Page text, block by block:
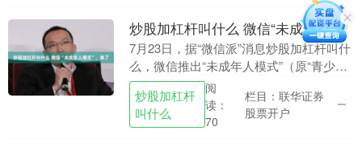
炒股加杠杆叫什么 微信“未成年人模式”，来了
7月23日，据“微信派”消息炒股加杠杆叫什
么，微信推出“未成年人模式”（原“青少年
模式”升级版），在支付管控、内容过滤、
时长限制三大维度推出细化功能。即日
起，用....
炒股加杠杆
叫什么
阅
读：
70
栏目：联华证券
股票开户